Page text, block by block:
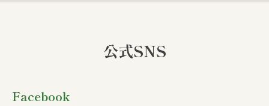
公式SNS
Facebook